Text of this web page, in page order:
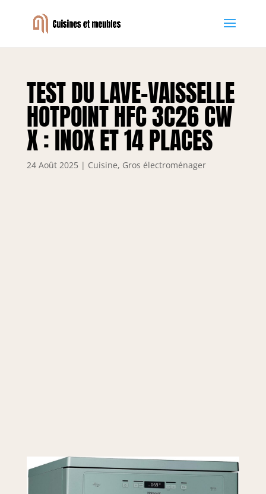
TEST DU LAVE-VAISSELLE
HOTPOINT HFC 3C26 CW
X : INOX ET 14 PLACES
24 Août 2025 | Cuisine, Gros électroménager